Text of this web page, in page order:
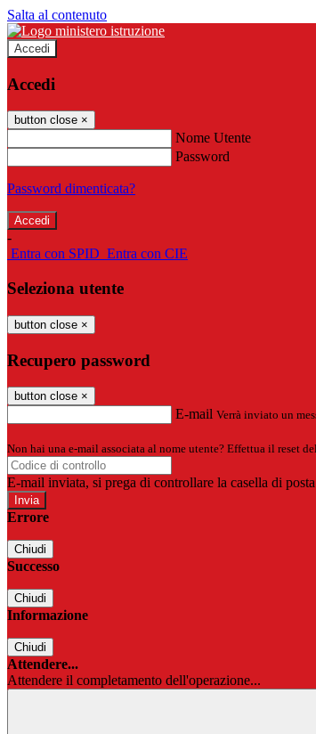
Salta al contenuto
Accedi
Accedi
button close ×
Nome Utente
Password
Password dimenticata?
-
Entra con SPID Entra con CIE
Seleziona utente
button close ×
Recupero password
button close ×
E-mail Verrà inviato un
Non hai una e-mail associata al nome utente? Effettua il reset
E-mail inviata, si prega di controllare la casella di
Errore
Chiudi
Successo
Chiudi
Informazione
Chiudi
Attendere...
Attendere il completamento dell'operazione...